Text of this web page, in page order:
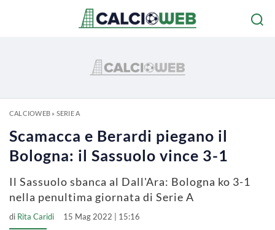
CALCIOWEB» SERIE A
Scamacca e Berardi piegano il
Bologna: il Sassuolo vince 3-1
Il Sassuolo sbanca al Dall'Ara: Bologna ko 3-1
nella penultima giornata di Serie A
di Rita Caridi 15 Mag 2022 | 15:16